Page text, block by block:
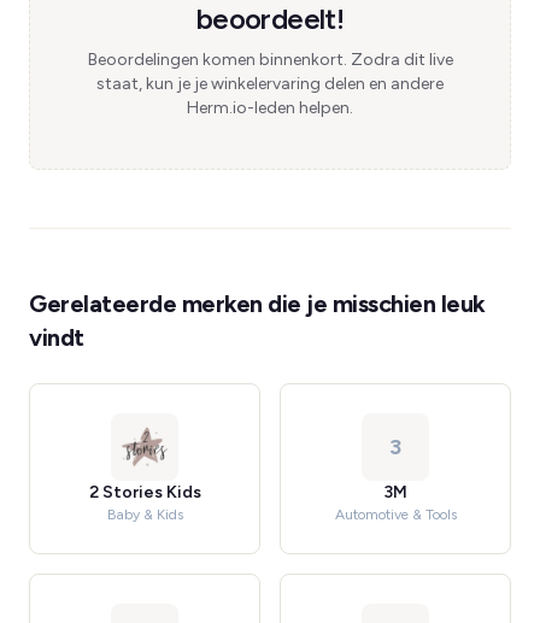
beoordeelt!
Beoordelingen komen binnenkort. Zodra dit live
staat, kun je je winkelervaring delen en andere
Herm.io-leden helpen.
Gerelateerde merken die je misschien leuk
vindt
2 Stories Kids
Baby & Kids
3
3M
Automotive & Tools